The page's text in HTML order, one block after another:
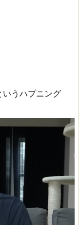
いうハプニング